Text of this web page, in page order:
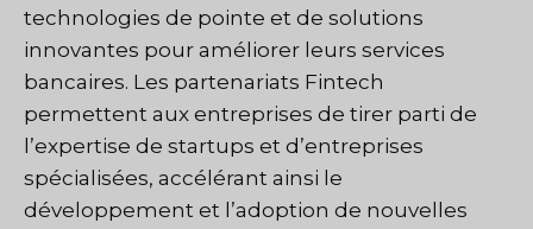
technologies de pointe et de solutions
innovantes pour améliorer leurs services
bancaires. Les partenariats Fintech
permettent aux entreprises de tirer parti de
l’expertise de startups et d’entreprises
spécialisées, accélérant ainsi le
développement et l’adoption de nouvelles